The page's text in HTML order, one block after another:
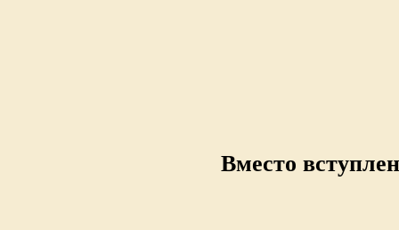
Вместо